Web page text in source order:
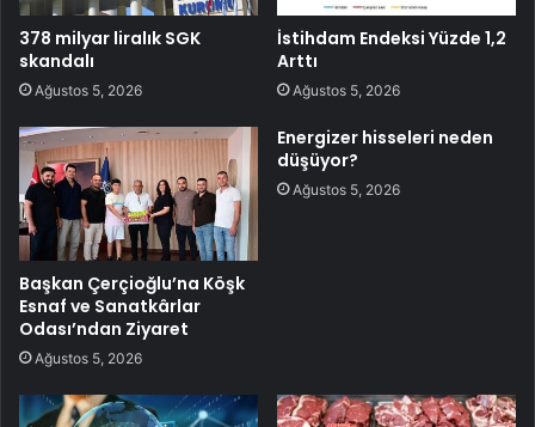
378 milyar liralık SGK
skandalı
Ağustos 5, 2026
İstihdam Endeksi Yüzde 1,2
Arttı
Ağustos 5, 2026
Başkan Çerçioğlu’na Köşk
Esnaf ve Sanatkârlar
Odası’ndan Ziyaret
Ağustos 5, 2026
Energizer hisseleri neden
düşüyor?
Ağustos 5, 2026